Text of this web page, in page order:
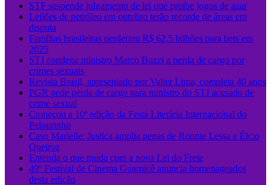
STF suspende julgamento de lei que proíbe jogos de azar
Leilões de petróleo em outubro terão recorde de áreas em
disputa
Famílias brasileiras perderam R$ 62,5 bilhões para bets em
2025
STJ condena ministro Marco Buzzi a perda de cargo por
crimes sexuais
Revista Brasil, apresentado por Valter Lima, completa 40 anos
PGR pede perda de cargo para ministro do STJ acusado de
crime sexual
Começou a 10ª edição da Festa Literária Internacional do
Pelourinho
Caso Marielle: Justiça amplia penas de Ronnie Lessa e Élcio
Queiroz
Entenda o que muda com a nova Lei do Frete
49º Festival de Cinema Guarnicê anuncia homenageados
desta edição